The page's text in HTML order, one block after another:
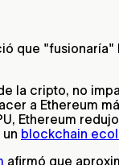
la cripto, no
a Ethereum
Ethereum
blockchain
afirmó que